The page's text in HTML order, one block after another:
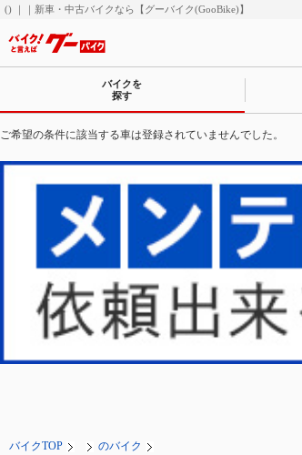
() ｜｜新車・中古バイクなら【グーバイク(GooBike)】
バイクを
探す
ご希望の条件に該当する車は登録されていませんでした。
バイクTOP のバイク